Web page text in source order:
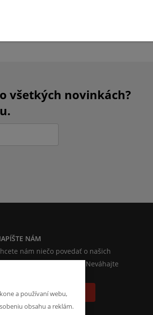
všetkých novinkách?
NÁM
nám niečo povedať o našich
produktoch alebo e-shope? Neváhajte
Chcem napísať správu
a používaní webu,
obsahu a reklám.